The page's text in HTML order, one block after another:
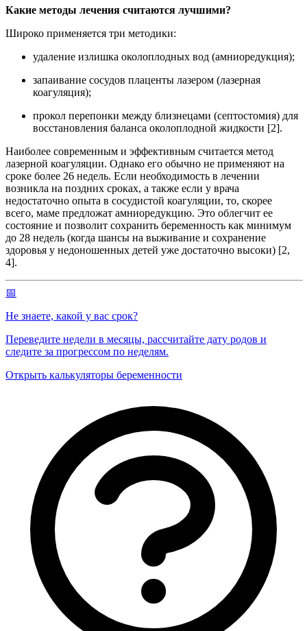
Какие методы лечения считаются лучшими?
Широко применяется три методики:
удаление излишка околоплодных вод (амниоредукция);
запаивание сосудов плаценты лазером (лазерная
коагуляция);
прокол перепонки между близнецами (септостомия) для
восстановления баланса околоплодной жидкости [2].
Наиболее современным и эффективным считается метод
лазерной коагуляции. Однако его обычно не применяют на
сроке более 26 недель. Если необходимость в лечении
возникла на поздних сроках, а также если у врача
недостаточно опыта в сосудистой коагуляции, то, скорее
всего, маме предложат амниоредукцию. Это облегчит ее
состояние и позволит сохранить беременность как минимум
до 28 недель (когда шансы на выживание и сохранение
здоровья у недоношенных детей уже достаточно высоки) [2,
4].
📅
Не знаете, какой у вас срок?
Переведите недели в месяцы, рассчитайте дату родов и
следите за прогрессом по неделям.
Открыть калькуляторы беременности